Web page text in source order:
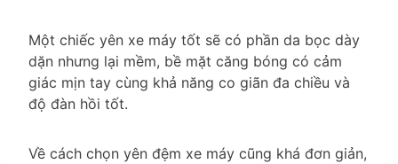
Một chiếc yên xe máy tốt sẽ có phần da bọc dày
dặn nhưng lại mềm, bề mặt căng bóng có cảm
giác mịn tay cùng khả năng co giãn đa chiều và
độ đàn hồi tốt.
Về cách chọn yên đệm xe máy cũng khá đơn giản,